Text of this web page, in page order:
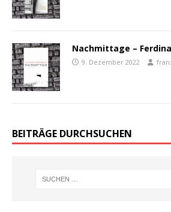
Nachmittage –
9. Dezember 2022
BEITRÄGE DURCHSUCHEN